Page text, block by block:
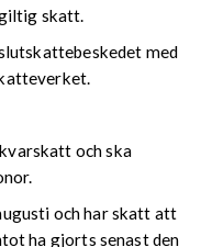
skatt.
med
och ska
och har skatt att
ha gjorts senast den